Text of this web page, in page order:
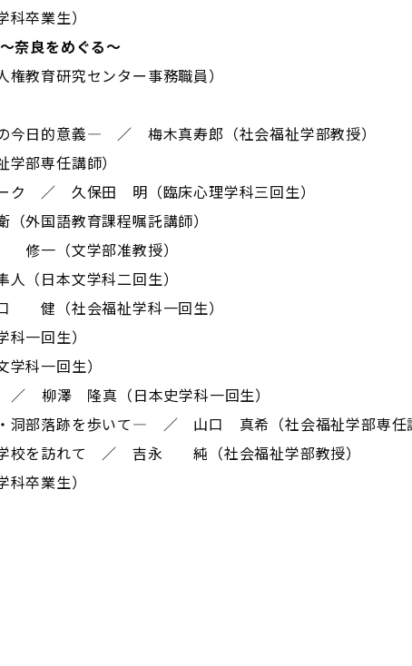
卒業生）
奈良をめぐる～
育研究センター事務職員）
今日的意義― ／ 梅木真寿郎（社会福祉学部教授）
部専任講師）
ク ／ 久保田 明（臨床心理学科三回生）
外国語教育課程嘱託講師）
一（文学部准教授）
（日本文学科二回生）
健（社会福祉学科一回生）
一回生）
科一回生）
／ 柳澤 隆真（日本史学科一回生）
洞部落跡を歩いて― ／ 山口 真希（社会福祉学部専任
学校を訪れて ／ 吉永 純（社会福祉学部教授）
卒業生）